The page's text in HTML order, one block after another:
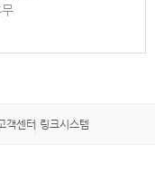
객센터 링크시스템